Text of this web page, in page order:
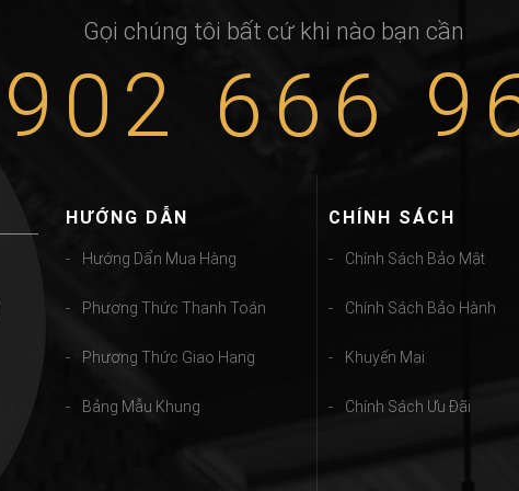
Gọi chúng tôi bất cứ khi nào bạn cần
666
HƯỚNG DẪN
Hướng Dẩn Mua Hàng
Phương Thức Thanh Toán
Phương Thức Giao Hang
Bảng Mẫu Khung
CHÍNH SÁCH
Chính Sách Bảo Mật
Chính Sách Bảo Hành
Khuyến Mại
Chính Sách Ưu Đãi